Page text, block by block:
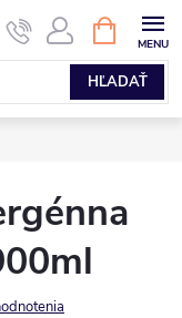
HĽADAŤ
KOŠÍK